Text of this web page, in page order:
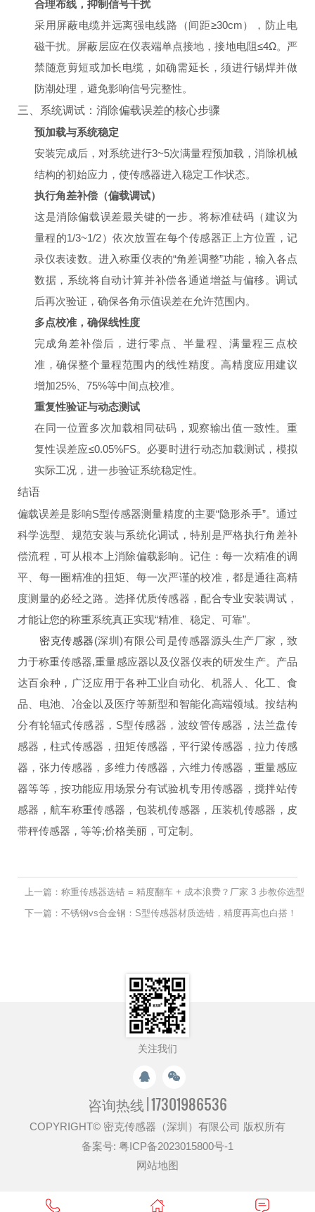
合理布线，抑制信号干扰
采用屏蔽电缆并远离强电线路（间距≥30cm），防止电
磁干扰。屏蔽层应在仪表端单点接地，接地电阻≤4Ω。严
禁随意剪短或加长电缆，如确需延长，须进行锡焊并做
防潮处理，避免影响信号完整性。
三、系统调试：消除偏载误差的核心步骤
预加载与系统稳定
安装完成后，对系统进行3~5次满量程预加载，消除机械
结构的初始应力，使传感器进入稳定工作状态。
执行角差补偿（偏载调试）
这是消除偏载误差最关键的一步。将标准砝码（建议为
量程的1/3~1/2）依次放置在每个传感器正上方位置，记
录仪表读数。进入称重仪表的“角差调整”功能，输入各点
数据，系统将自动计算并补偿各通道增益与偏移。调试
后再次验证，确保各角示值误差在允许范围内。
多点校准，确保线性度
完成角差补偿后，进行零点、半量程、满量程三点校
准，确保整个量程范围内的线性精度。高精度应用建议
增加25%、75%等中间点校准。
重复性验证与动态测试
在同一位置多次加载相同砝码，观察输出值一致性。重
复性误差应≤0.05%FS。必要时进行动态加载测试，模拟
实际工况，进一步验证系统稳定性。
结语
偏载误差是影响S型传感器测量精度的主要“隐形杀手”。通过
科学选型、规范安装与系统化调试，特别是严格执行角差补
偿流程，可从根本上消除偏载影响。记住：每一次精准的调
平、每一圈精准的扭矩、每一次严谨的校准，都是通往高精
度测量的必经之路。选择优质传感器，配合专业安装调试，
才能让您的称重系统真正实现“精准、稳定、可靠”。
密克传感器(深圳)有限公司是传感器源头生产厂家，致
力于称重传感器,重量感应器以及仪器仪表的研发生产。产品
达百余种，广泛应用于各种工业自动化、机器人、化工、食
品、电池、冶金以及医疗等新型和智能化高端领域。按结构
分有轮辐式传感器，S型传感器，波纹管传感器，法兰盘传
感器，柱式传感器，扭矩传感器，平行梁传感器，拉力传感
器，张力传感器，多维力传感器，六维力传感器，重量感应
器等等，按功能应用场景分有试验机专用传感器，搅拌站传
感器，航车称重传感器，包装机传感器，压装机传感器，皮
带秤传感器，等等;价格美丽，可定制。
上一篇：称重传感器选错 = 精度翻车 + 成本浪费？厂家 3 步教你选型
下一篇：不锈钢vs合金钢：S型传感器材质选错，精度再高也白搭！
关注我们
咨询热线 |17301986536
COPYRIGHT© 密克传感器（深圳）有限公司 版权所有
备案号: 粤ICP备2023015800号-1
网站地图